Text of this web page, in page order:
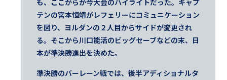
も、ここからが今大会のハイライトだった。キャプ
テンの宮本恒靖がレフェリーにコミュニケーション
を図り、ヨルダンの２人目からサイドが変更され
る。そこから川口能活のビッグセーブなどの末、日
本が準決勝進出を決めた。
準決勝のバーレーン戦では、後半アディショナルタ